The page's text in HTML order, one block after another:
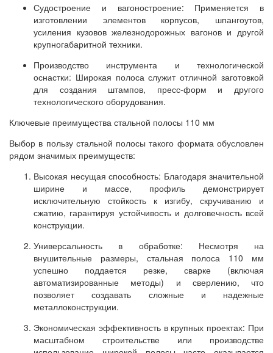
Судостроение и вагоностроение: Применяется в
изготовлении элементов корпусов, шпангоутов,
усиления кузовов железнодорожных вагонов и другой
крупногабаритной техники.
Производство инструмента и технологической
оснастки: Широкая полоса служит отличной заготовкой
для создания штампов, пресс-форм и другого
технологического оборудования.
Ключевые преимущества стальной полосы 110 мм
Выбор в пользу стальной полосы такого формата обусловлен
рядом значимых преимуществ:
Высокая несущая способность: Благодаря значительной
ширине и массе, профиль демонстрирует
исключительную стойкость к изгибу, скручиванию и
сжатию, гарантируя устойчивость и долговечность всей
конструкции.
Универсальность в обработке: Несмотря на
внушительные размеры, стальная полоса 110 мм
успешно поддается резке, сварке (включая
автоматизированные методы) и сверлению, что
позволяет создавать сложные и надежные
металлоконструкции.
Экономическая эффективность в крупных проектах: При
масштабном строительстве или производстве